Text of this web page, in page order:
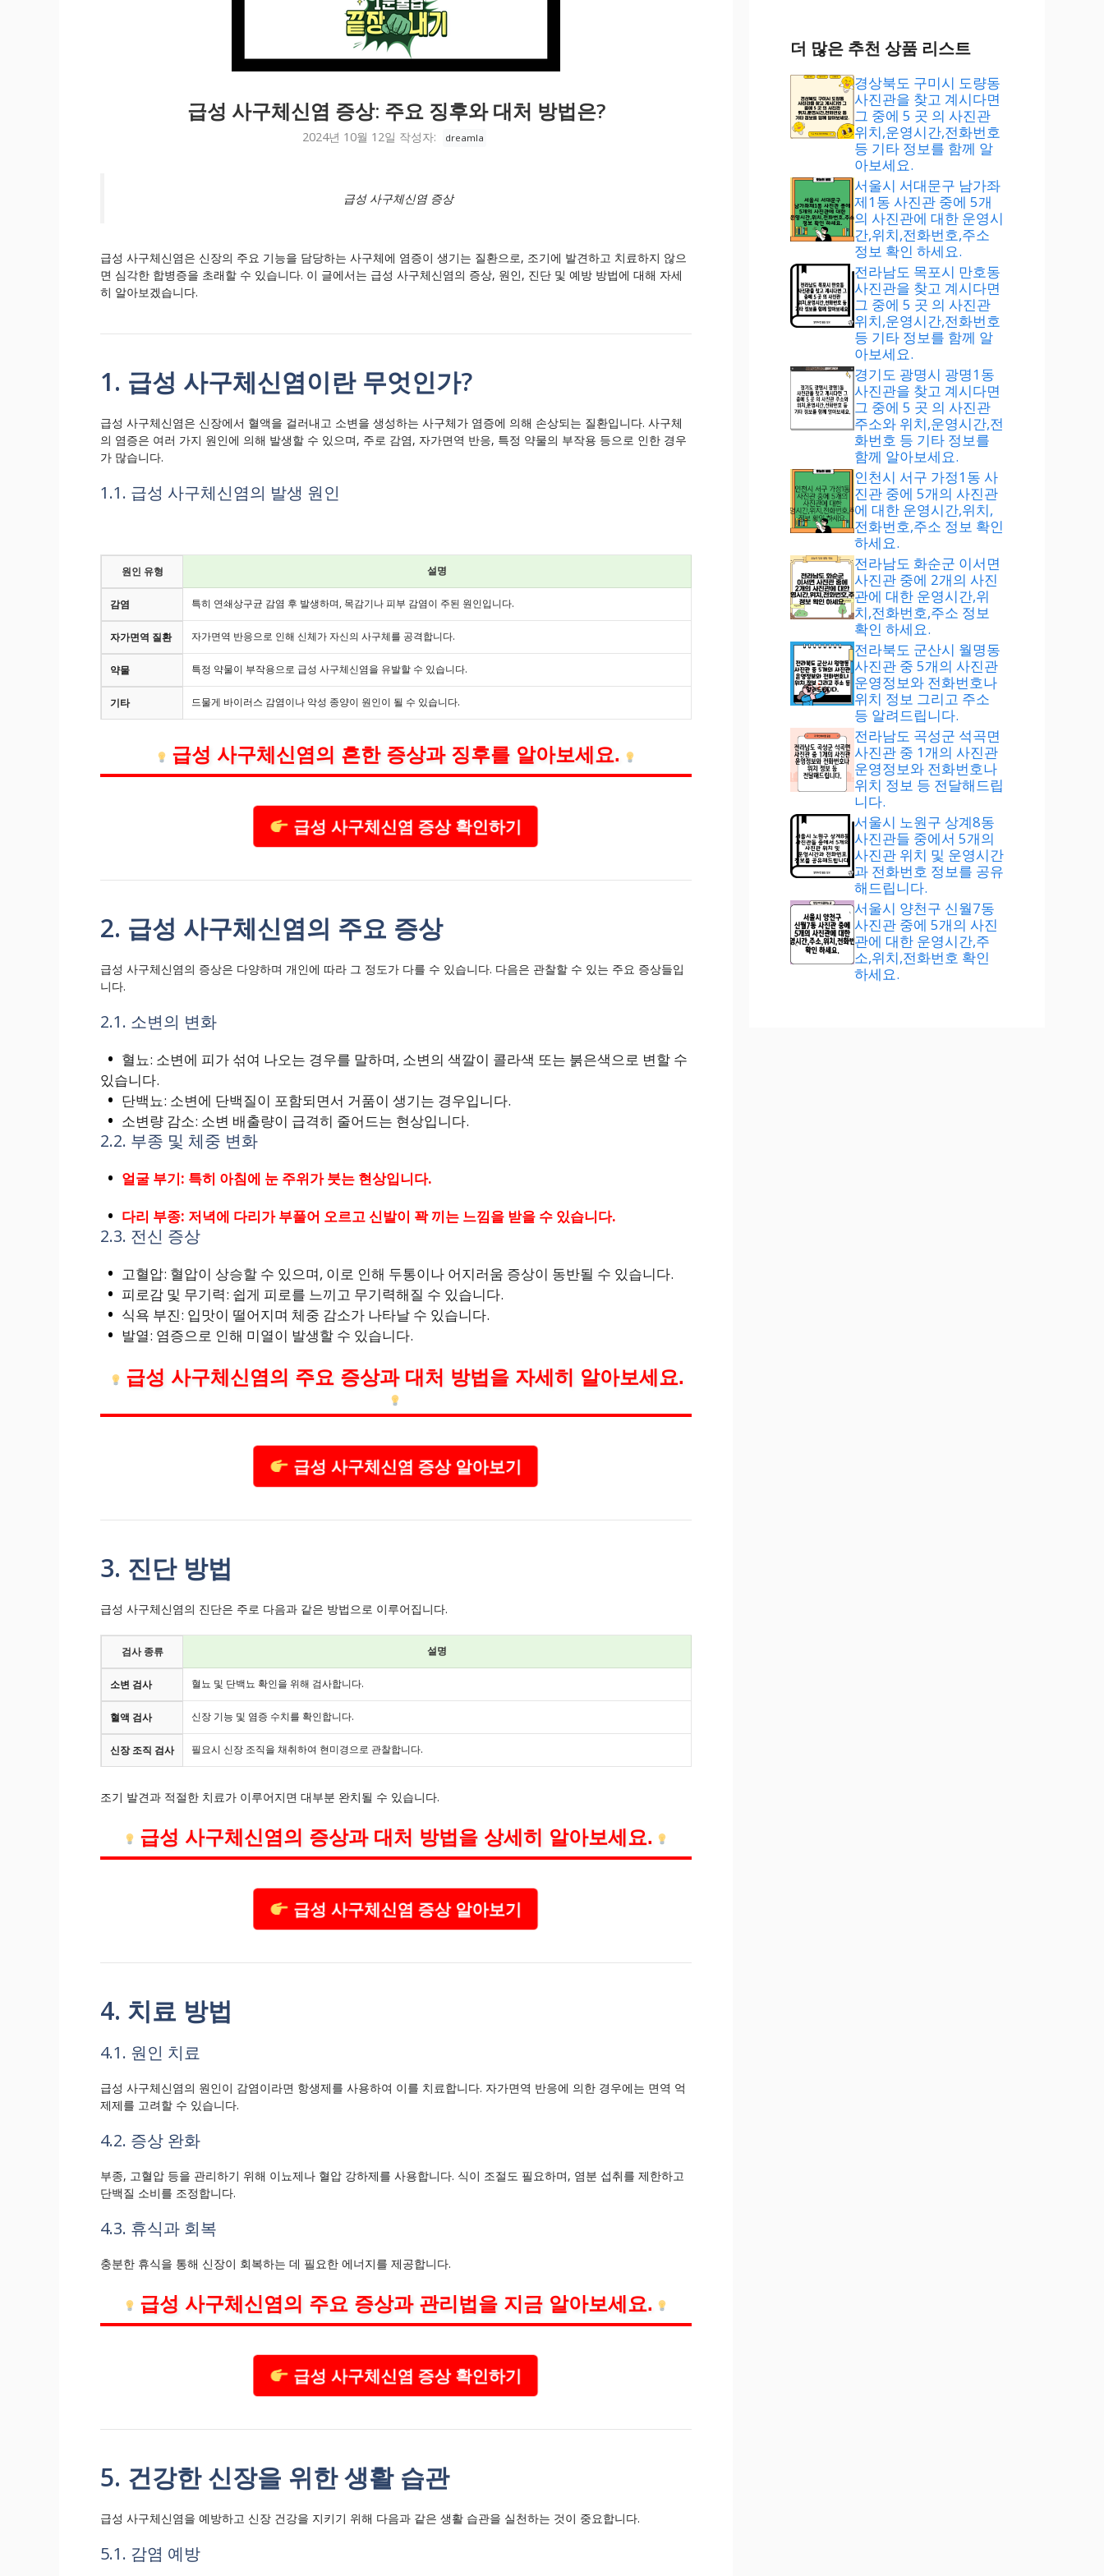
급성 사구체신염 증상: 주요 징후와 대처 방법은?
2024년 10월 12일 작성자: dreamla
급성 사구체신염 증상
급성 사구체신염은 신장의 주요 기능을 담당하는 사구체에 염증이 생기는 질환으로, 조기에 발견하고 치료하지 않으
면 심각한 합병증을 초래할 수 있습니다. 이 글에서는 급성 사구체신염의 증상, 원인, 진단 및 예방 방법에 대해 자세
히 알아보겠습니다.
1. 급성 사구체신염이란 무엇인가?
급성 사구체신염은 신장에서 혈액을 걸러내고 소변을 생성하는 사구체가 염증에 의해 손상되는 질환입니다. 사구체
의 염증은 여러 가지 원인에 의해 발생할 수 있으며, 주로 감염, 자가면역 반응, 특정 약물의 부작용 등으로 인한 경우
가 많습니다.
1.1. 급성 사구체신염의 발생 원인
원인 유형 설명
감염 특히 연쇄상구균 감염 후 발생하며, 목감기나 피부 감염이 주된 원인입니다.
자가면역 질환 자가면역 반응으로 인해 신체가 자신의 사구체를 공격합니다.
약물 특정 약물이 부작용으로 급성 사구체신염을 유발할 수 있습니다.
기타 드물게 바이러스 감염이나 악성 종양이 원인이 될 수 있습니다.
급성 사구체신염의 흔한 증상과 징후를 알아보세요.
급성 사구체신염 증상 확인하기
2. 급성 사구체신염의 주요 증상
급성 사구체신염의 증상은 다양하며 개인에 따라 그 정도가 다를 수 있습니다. 다음은 관찰할 수 있는 주요 증상들입
니다.
2.1. 소변의 변화
혈뇨: 소변에 피가 섞여 나오는 경우를 말하며, 소변의 색깔이 콜라색 또는 붉은색으로 변할 수
있습니다.
단백뇨: 소변에 단백질이 포함되면서 거품이 생기는 경우입니다.
소변량 감소: 소변 배출량이 급격히 줄어드는 현상입니다.
2.2. 부종 및 체중 변화
얼굴 부기: 특히 아침에 눈 주위가 붓는 현상입니다.
다리 부종: 저녁에 다리가 부풀어 오르고 신발이 꽉 끼는 느낌을 받을 수 있습니다.
2.3. 전신 증상
고혈압: 혈압이 상승할 수 있으며, 이로 인해 두통이나 어지러움 증상이 동반될 수 있습니다.
피로감 및 무기력: 쉽게 피로를 느끼고 무기력해질 수 있습니다.
식욕 부진: 입맛이 떨어지며 체중 감소가 나타날 수 있습니다.
발열: 염증으로 인해 미열이 발생할 수 있습니다.
급성 사구체신염의 주요 증상과 대처 방법을 자세히 알아보세요.
급성 사구체신염 증상 알아보기
3. 진단 방법
급성 사구체신염의 진단은 주로 다음과 같은 방법으로 이루어집니다.
검사 종류 설명
소변 검사 혈뇨 및 단백뇨 확인을 위해 검사합니다.
혈액 검사 신장 기능 및 염증 수치를 확인합니다.
신장 조직 검사 필요시 신장 조직을 채취하여 현미경으로 관찰합니다.
조기 발견과 적절한 치료가 이루어지면 대부분 완치될 수 있습니다.
급성 사구체신염의 증상과 대처 방법을 상세히 알아보세요.
급성 사구체신염 증상 알아보기
4. 치료 방법
4.1. 원인 치료
급성 사구체신염의 원인이 감염이라면 항생제를 사용하여 이를 치료합니다. 자가면역 반응에 의한 경우에는 면역 억
제제를 고려할 수 있습니다.
4.2. 증상 완화
부종, 고혈압 등을 관리하기 위해 이뇨제나 혈압 강하제를 사용합니다. 식이 조절도 필요하며, 염분 섭취를 제한하고
단백질 소비를 조정합니다.
4.3. 휴식과 회복
충분한 휴식을 통해 신장이 회복하는 데 필요한 에너지를 제공합니다.
급성 사구체신염의 주요 증상과 관리법을 지금 알아보세요.
급성 사구체신염 증상 확인하기
5. 건강한 신장을 위한 생활 습관
급성 사구체신염을 예방하고 신장 건강을 지키기 위해 다음과 같은 생활 습관을 실천하는 것이 중요합니다.
5.1. 감염 예방
더 많은 추천 상품 리스트
경상북도 구미시 도량동
사진관을 찾고 계시다면
그 중에 5 곳 의 사진관
위치,운영시간,전화번호
등 기타 정보를 함께 알
아보세요.
서울시 서대문구 남가좌
제1동 사진관 중에 5개
의 사진관에 대한 운영시
간,위치,전화번호,주소
정보 확인 하세요.
전라남도 목포시 만호동
사진관을 찾고 계시다면
그 중에 5 곳 의 사진관
위치,운영시간,전화번호
등 기타 정보를 함께 알
아보세요.
경기도 광명시 광명1동
사진관을 찾고 계시다면
그 중에 5 곳 의 사진관
주소와 위치,운영시간,전
화번호 등 기타 정보를
함께 알아보세요.
인천시 서구 가정1동 사
진관 중에 5개의 사진관
에 대한 운영시간,위치,
전화번호,주소 정보 확인
하세요.
전라남도 화순군 이서면
사진관 중에 2개의 사진
관에 대한 운영시간,위
치,전화번호,주소 정보
확인 하세요.
전라북도 군산시 월명동
사진관 중 5개의 사진관
운영정보와 전화번호나
위치 정보 그리고 주소
등 알려드립니다.
전라남도 곡성군 석곡면
사진관 중 1개의 사진관
운영정보와 전화번호나
위치 정보 등 전달해드립
니다.
서울시 노원구 상계8동
사진관들 중에서 5개의
사진관 위치 및 운영시간
과 전화번호 정보를 공유
해드립니다.
서울시 양천구 신월7동
사진관 중에 5개의 사진
관에 대한 운영시간,주
소,위치,전화번호 확인
하세요.